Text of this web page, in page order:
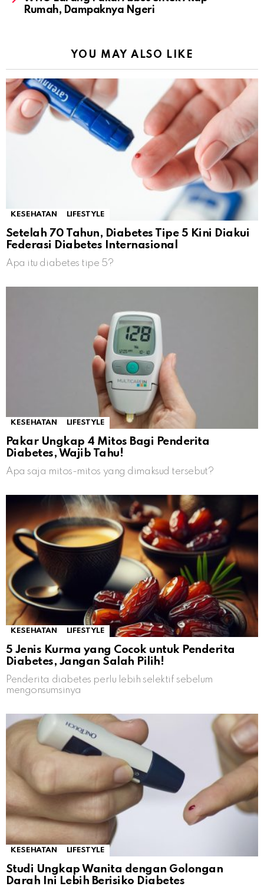
Rumah, Dampaknya Ngeri
YOU MAY ALSO LIKE
KESEHATAN LIFESTYLE
Setelah 70 Tahun, Diabetes Tipe 5 Kini Diakui
Federasi Diabetes Internasional
Apa itu diabetes tipe 5?
KESEHATAN LIFESTYLE
Pakar Ungkap 4 Mitos Bagi Penderita
Diabetes, Wajib Tahu!
Apa saja mitos-mitos yang dimaksud tersebut?
KESEHATAN LIFESTYLE
5 Jenis Kurma yang Cocok untuk Penderita
Diabetes, Jangan Salah Pilih!
Penderita diabetes perlu lebih selektif sebelum
mengonsumsinya
KESEHATAN LIFESTYLE
Studi Ungkap Wanita dengan Golongan
Darah Ini Lebih Berisiko Diabetes